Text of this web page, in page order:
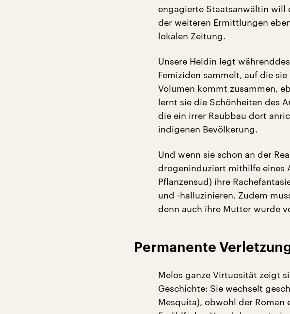
engagierte Staatsanwältin will
der weiteren Ermittlungen
lokalen Zeitung.
Unsere Heldin legt
Femiziden sammelt, auf die
Volumen kommt zusammen,
lernt sie die Schönheiten des
die ein irrer Raubbau dort
indigenen Bevölkerung.
Und wenn sie schon an der
drogeninduziert mithilfe eines
Pflanzensud) ihre
und -halluzinieren. Zudem
denn auch ihre Mutter wurde
Permanente
Melos ganze Virtuosität zeigt
Geschichte: Sie wechselt
Mesquita), obwohl der Roman